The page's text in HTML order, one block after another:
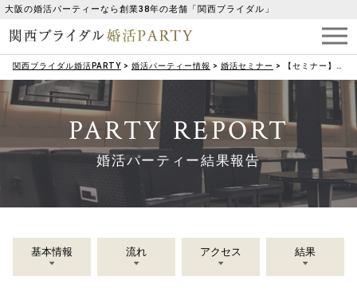
大阪の婚活パーティーなら創業38年の老舗「関西ブライダル」
関西ブライダル婚活PARTY > 婚活パーティー情報 > 婚活セミナー > 【セミナー】（女性限定）ほっぺた１cmあげて－６歳！成婚率もUP！表情筋で『美』を叶える笑顔美容セミナー
PARTY REPORT
婚活パーティー結果報告
基本情報 流れ アクセス 結果